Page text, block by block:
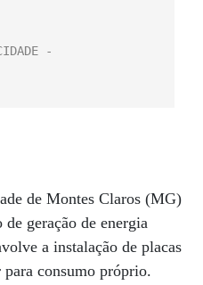
de Montes Claros (MG)
geração de energia
a instalação de placas
para consumo próprio.